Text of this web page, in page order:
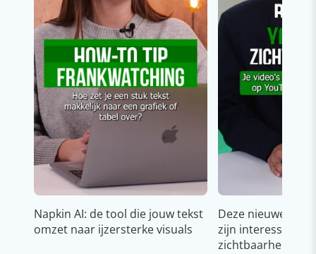
Napkin AI: de tool die jouw tekst
omzet naar ijzersterke visuals
Deze nieuwe
zijn interessant
zichtbaarheid &